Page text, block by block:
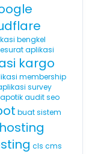
bengkel
aplikasi
kargo
membership
survey
apotikaudit seo
buat sistem
cls cms